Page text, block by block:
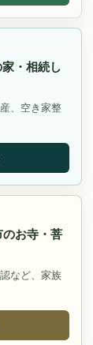
・相続し
、空き家整
お寺・菩
など、家族